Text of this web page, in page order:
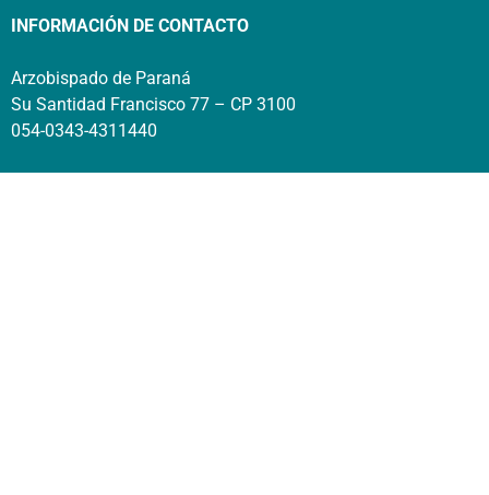
INFORMACIÓN DE CONTACTO
Arzobispado de Paraná
Su Santidad Francisco 77 – CP 3100
054-0343-4311440